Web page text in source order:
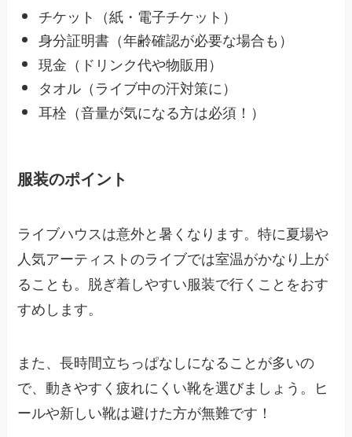
チケット（紙・電子チケット）
身分証明書（年齢確認が必要な場合も）
現金（ドリンク代や物販用）
タオル（ライブ中の汗対策に）
耳栓（音量が気になる方は必須！）
服装のポイント
ライブハウスは意外と暑くなります。特に夏場や
人気アーティストのライブでは室温がかなり上が
ることも。脱ぎ着しやすい服装で行くことをおす
すめします。
また、長時間立ちっぱなしになることが多いの
で、動きやすく疲れにくい靴を選びましょう。ヒ
ールや新しい靴は避けた方が無難です！